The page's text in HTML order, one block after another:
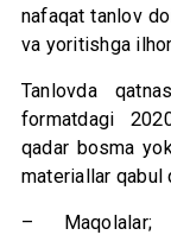
nafaqat tanlov
va yoritishga
Tanlovda
formatdagi
qadar bosma
materiallar qabul
– Maqolalar;